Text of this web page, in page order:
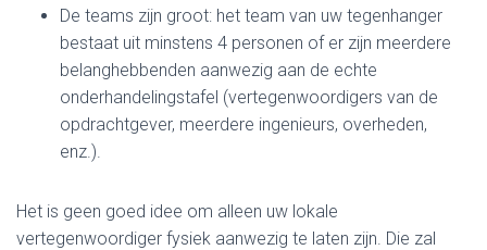
De teams zijn groot: het team van uw tegenhanger
bestaat uit minstens 4 personen of er zijn meerdere
belanghebbenden aanwezig aan de echte
onderhandelingstafel (vertegenwoordigers van de
opdrachtgever, meerdere ingenieurs, overheden,
enz.).
Het is geen goed idee om alleen uw lokale
vertegenwoordiger fysiek aanwezig te laten zijn. Die zal